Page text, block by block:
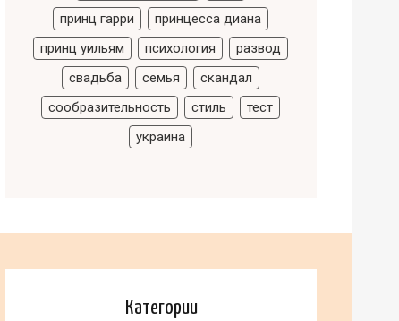
принц гарри
принцесса диана
принц уильям
психология
развод
свадьба
семья
скандал
сообразительность
стиль
тест
украина
Категории